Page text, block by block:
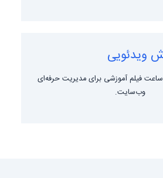
ویدئویی
فیلم آموزشی برای مدیریت حرفه‌ای
وب‌سایت.